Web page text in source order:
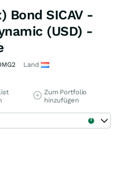
Bond SICAV -
(USD) -
Land
Zum Portfolio
hinzufügen